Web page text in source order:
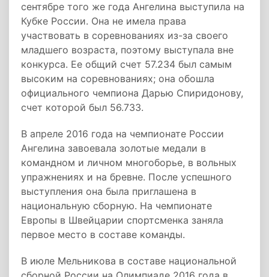
сентябре того же года Ангелина выступила на
Кубке России. Она не имела права
участвовать в соревнованиях из-за своего
младшего возраста, поэтому выступала вне
конкурса. Ее общий счет 57.234 был самым
высоким на соревнованиях; она обошла
официального чемпиона Дарью Спиридонову,
счет которой был 56.733.
В апреле 2016 года на чемпионате России
Ангелина завоевала золотые медали в
командном и личном многоборье, в вольных
упражнениях и на бревне. После успешного
выступления она была приглашена в
национальную сборную. На чемпионате
Европы в Швейцарии спортсменка заняла
первое место в составе команды.
В июле Мельникова в составе национальной